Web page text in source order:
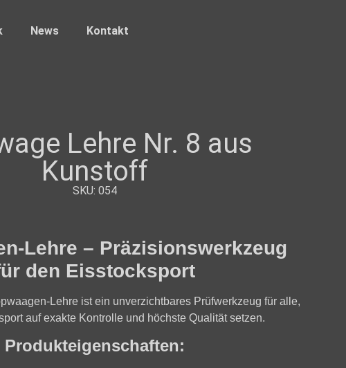
News Kontakt
Lehre Nr. 8 aus
Kunstoff
SKU: 054
Lehre – Präzisionswerkzeug
den Eisstocksport
Lehre ist ein unverzichtbares Prüfwerkzeug für alle,
aufexakte Kontrolle und höchste Qualitätsetzen.
Produkteigenschaften: